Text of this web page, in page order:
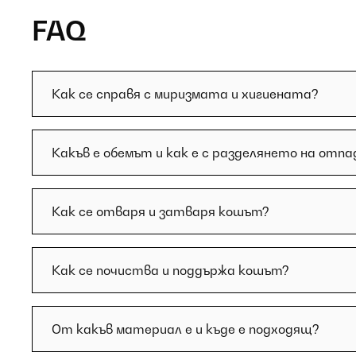
FAQ
Как се справя с миризмата и хигиената?
Какъв е обемът и как е с разделянето на
Как се отваря и затваря кошът?
Как се почиства и поддържа кошът?
От какъв материал е и къде е подходящ?